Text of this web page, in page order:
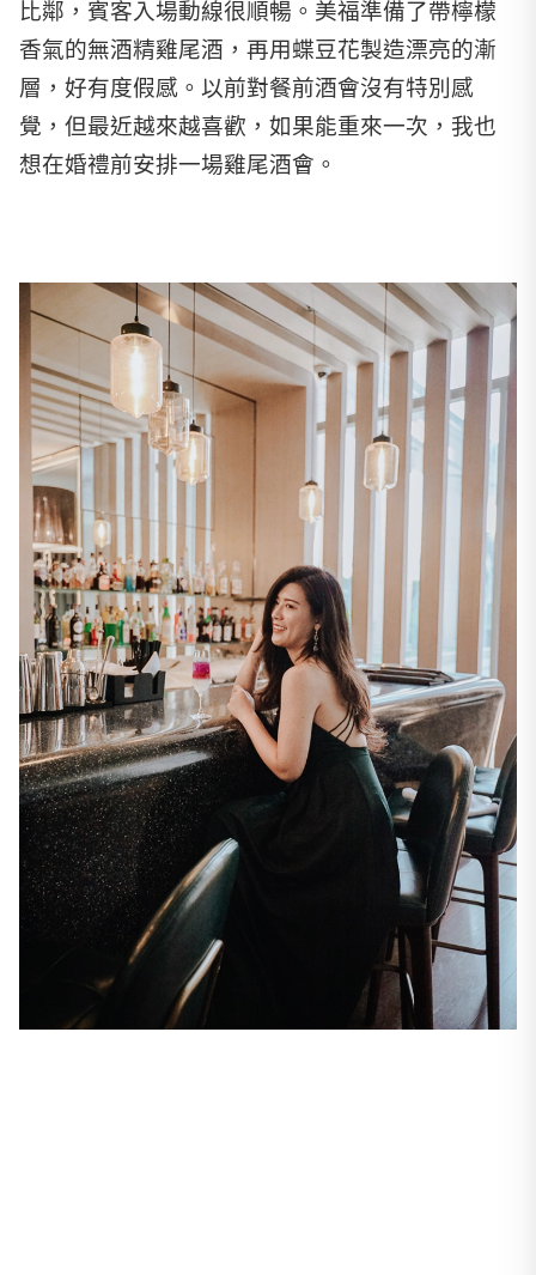
比鄰，賓客入場動線很順暢。美福準備了帶檸檬
香氣的無酒精雞尾酒，再用蝶豆花製造漂亮的漸
層，好有度假感。以前對餐前酒會沒有特別感
覺，但最近越來越喜歡，如果能重來一次，我也
想在婚禮前安排一場雞尾酒會。